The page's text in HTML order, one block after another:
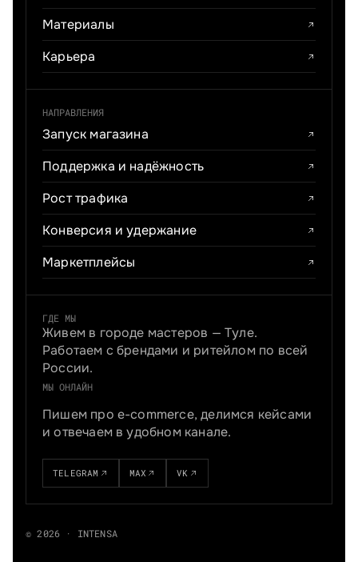
Материалы
Карьера
НАПРАВЛЕНИЯ
Запуск магазина
Поддержка и надёжность
Рост трафика
Конверсия и удержание
Маркетплейсы
ГДЕ МЫ
Живем в городе мастеров — Туле.
Работаем с брендами и ритейлом по всей
России.
МЫ ОНЛАЙН
Пишем про e-commerce, делимся кейсами
и отвечаем в удобном канале.
TELEGRAM MAX VK
© 2026 · INTENSA